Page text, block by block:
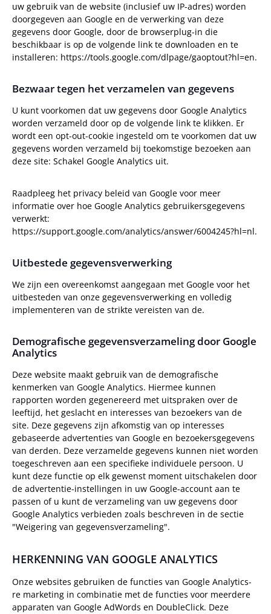
uw gebruik van de website (inclusief uw IP-adres) worden
doorgegeven aan Google en de verwerking van deze
gegevens door Google, door de browserplug-in die
beschikbaar is op de volgende link te downloaden en te
installeren: https://tools.google.com/dlpage/gaoptout?hl=en.
Bezwaar tegen het verzamelen van gegevens
U kunt voorkomen dat uw gegevens door Google Analytics
worden verzameld door op de volgende link te klikken. Er
wordt een opt-out-cookie ingesteld om te voorkomen dat uw
gegevens worden verzameld bij toekomstige bezoeken aan
deze site: Schakel Google Analytics uit.
Raadpleeg het privacy beleid van Google voor meer
informatie over hoe Google Analytics gebruikersgegevens
verwerkt:
https://support.google.com/analytics/answer/6004245?hl=nl.
Uitbestede gegevensverwerking
We zijn een overeenkomst aangegaan met Google voor het
uitbesteden van onze gegevensverwerking en volledig
implementeren van de strikte vereisten van de.
Demografische gegevensverzameling door Google
Analytics
Deze website maakt gebruik van de demografische
kenmerken van Google Analytics. Hiermee kunnen
rapporten worden gegenereerd met uitspraken over de
leeftijd, het geslacht en interesses van bezoekers van de
site. Deze gegevens zijn afkomstig van op interesses
gebaseerde advertenties van Google en bezoekersgegevens
van derden. Deze verzamelde gegevens kunnen niet worden
toegeschreven aan een specifieke individuele persoon. U
kunt deze functie op elk gewenst moment uitschakelen door
de advertentie-instellingen in uw Google-account aan te
passen of u kunt de verzameling van uw gegevens door
Google Analytics verbieden zoals beschreven in de sectie
"Weigering van gegevensverzameling".
HERKENNING VAN GOOGLE ANALYTICS
Onze websites gebruiken de functies van Google Analytics-
re marketing in combinatie met de functies voor meerdere
apparaten van Google AdWords en DoubleClick. Deze